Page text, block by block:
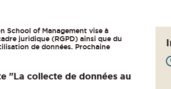
School of Management vise à
juridique (RGPD) ainsi que du
de données. Prochaine
"La collecte de données au